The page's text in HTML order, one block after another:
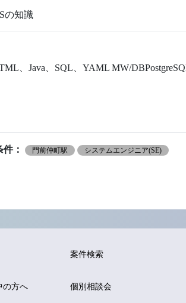
の知識
、Java、SQL、YAML MW/
： 門前仲町駅 システムエンジニア(SE)
案件検索
の方へ 個別相談会